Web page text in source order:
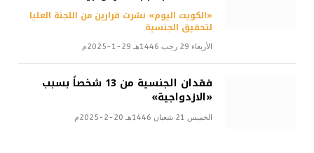
«الكويت اليوم» نشرت قرارين من اللجنة العليا
لتحقيق الجنسية
الأربعاء 29 رجب 1446هـ 29-1-2025م
فقدان الجنسية من 13 شخصاً بسبب
«الازدواجية»
الخميس 21 شعبان 1446هـ 20-2-2025م